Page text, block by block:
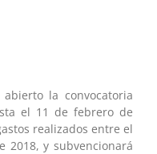
la convocatoria
el 11 de febrero de
realizados entre el
2018, y subvencionará